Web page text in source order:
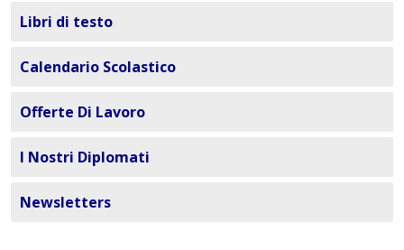
Libri di testo
Calendario Scolastico
Offerte Di Lavoro
I Nostri Diplomati
Newsletters